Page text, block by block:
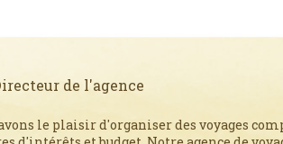
de l'agence
le plaisir d'organiser des voyages